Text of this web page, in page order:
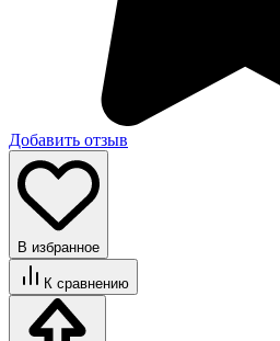
Добавить отзыв
В избранное
К сравнению